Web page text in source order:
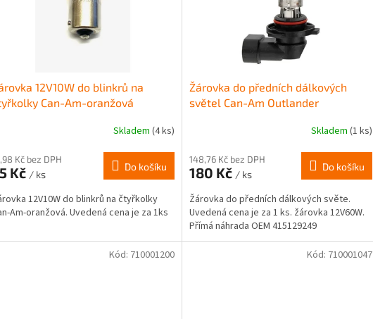
12V10W do blinkrů na
Can-Am-oranžová
Skladem (4 ks)
Kč bez DPH
Kč / ks
Do košíku
12V10W do blinkrů na čtyřkolky
Am-oranžová. Uvedená cena je za 1ks
Žárovka do předních dálkových
světel Can-Am Outlander
Skladem (1 ks)
148,76 Kč bez DPH
180 Kč / ks
Do košíku
Žárovka do předních dálkových světe.
Uvedená cena je za 1 ks. žárovka 12V60W.
Přímá náhrada OEM 415129249
Kód: 710001200 Kód: 710001047